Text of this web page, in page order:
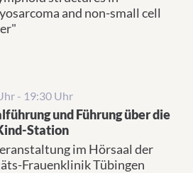
and non-small cell
- 19:30 Uhr
und Führung über die
Station
im Hörsaal der
Frauenklinik Tübingen